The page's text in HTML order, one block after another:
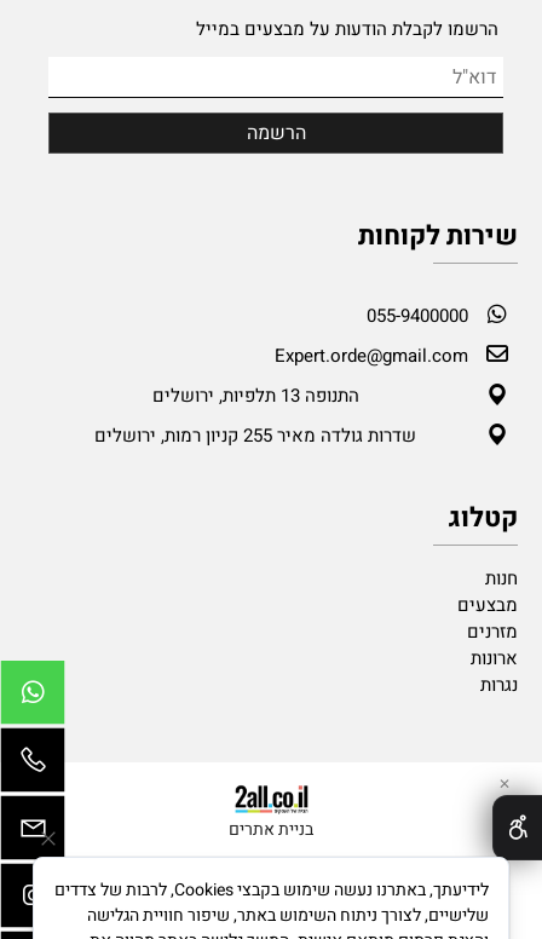
הרשמו לקבלת הודעות על מבצעים במייל
שירות לקוחות
055-9400000
Expert.orde@gmail.com
התנופה 13 תלפיות, ירושלים
שדרות גולדה מאיר 255 קניון רמות, ירושלים
קטלוג
חנות
מבצעים
מזרנים
ארונות
נגרות
בניית אתרים
✕
לידיעתך, באתרנו נעשה שימוש בקבצי Cookies, לרבות של צדדים
שלישיים, לצורך ניתוח השימוש באתר, שיפור חוויית הגלישה